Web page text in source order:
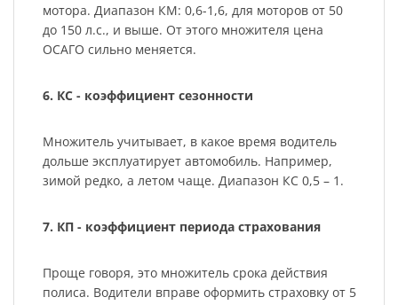
мотора. Диапазон КМ: 0,6-1,6, для моторов от 50
до 150 л.с., и выше. От этого множителя цена
ОСАГО сильно меняется.
6. КС - коэффициент сезонности
Множитель учитывает, в какое время водитель
дольше эксплуатирует автомобиль. Например,
зимой редко, а летом чаще. Диапазон КС 0,5 – 1.
7. КП - коэффициент периода страхования
Проще говоря, это множитель срока действия
полиса. Водители вправе оформить страховку от 5